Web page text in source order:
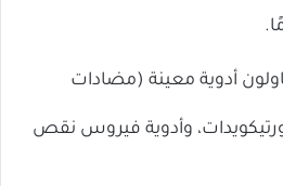
أدوية معينة (مضادات
وأدوية فيروس نقص